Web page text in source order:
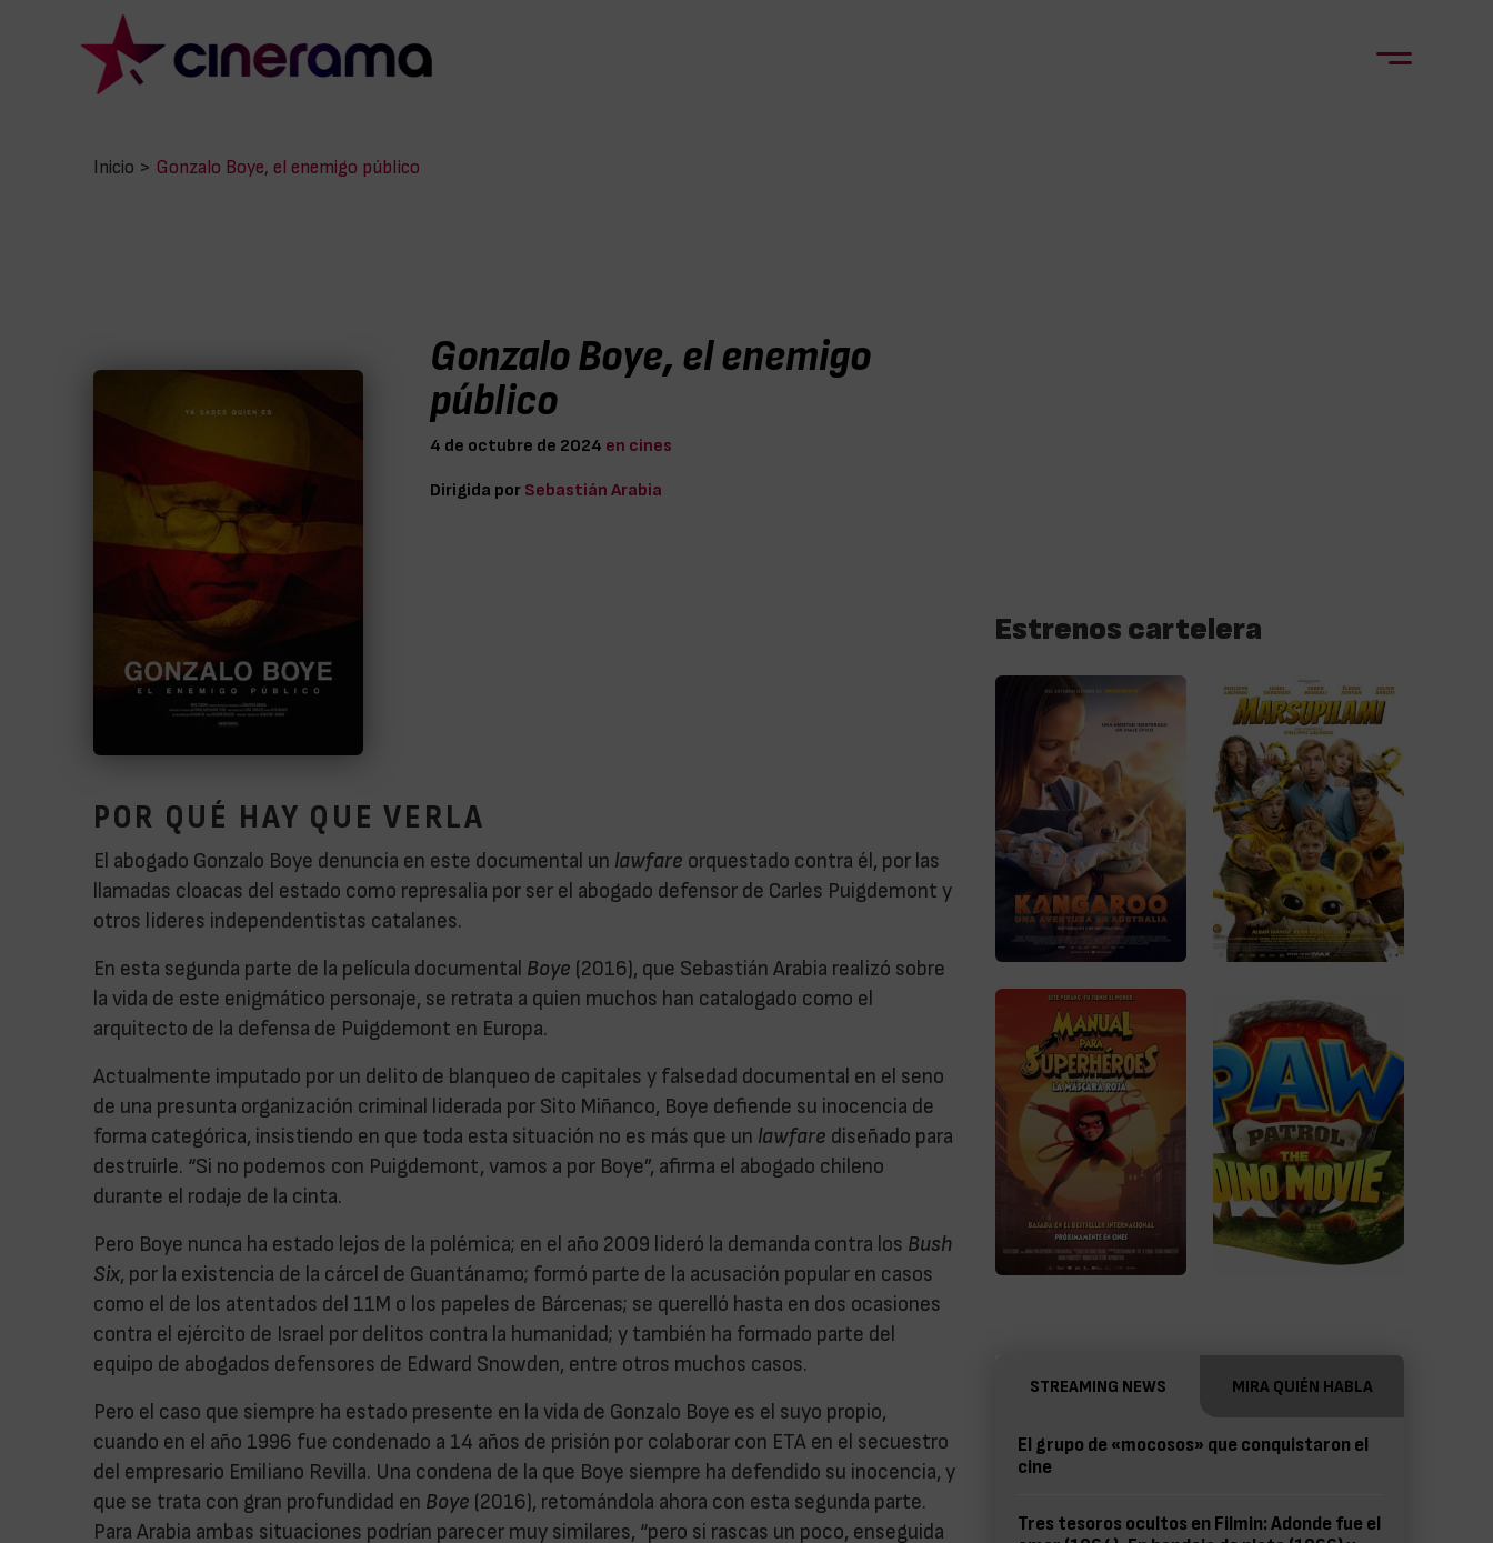
Inicio > Gonzalo Boye, el enemigo público
Gonzalo Boye, el enemigo
público
4 de octubre de 2024 en cines
Dirigida por Sebastián Arabia
POR QUÉ HAY QUE VERLA
El abogado Gonzalo Boye denuncia en este documental un lawfare orquestado contra él, por las
llamadas cloacas del estado como represalia por ser el abogado defensor de Carles Puigdemont y
otros lideres independentistas catalanes.
En esta segunda parte de la película documental Boye (2016), que Sebastián Arabia realizó sobre
la vida de este enigmático personaje, se retrata a quien muchos han catalogado como el
arquitecto de la defensa de Puigdemont en Europa.
Actualmente imputado por un delito de blanqueo de capitales y falsedad documental en el seno
de una presunta organización criminal liderada por Sito Miñanco, Boye defiende su inocencia de
forma categórica, insistiendo en que toda esta situación no es más que un lawfare diseñado para
destruirle. “Si no podemos con Puigdemont, vamos a por Boye”, afirma el abogado chileno
durante el rodaje de la cinta.
Pero Boye nunca ha estado lejos de la polémica; en el año 2009 lideró la demanda contra los Bush
Six, por la existencia de la cárcel de Guantánamo; formó parte de la acusación popular en casos
como el de los atentados del 11M o los papeles de Bárcenas; se querelló hasta en dos ocasiones
contra el ejército de Israel por delitos contra la humanidad; y también ha formado parte del
equipo de abogados defensores de Edward Snowden, entre otros muchos casos.
Pero el caso que siempre ha estado presente en la vida de Gonzalo Boye es el suyo propio,
cuando en el año 1996 fue condenado a 14 años de prisión por colaborar con ETA en el secuestro
del empresario Emiliano Revilla. Una condena de la que Boye siempre ha defendido su inocencia, y
que se trata con gran profundidad en Boye (2016), retomándola ahora con esta segunda parte.
Para Arabia ambas situaciones podrían parecer muy similares, “pero si rascas un poco, enseguida
Estrenos cartelera
STREAMING NEWS MIRA QUIÉN HABLA
El grupo de «mocosos» que conquistaron el
cine
Tres tesoros ocultos en Filmin: Adonde fue el